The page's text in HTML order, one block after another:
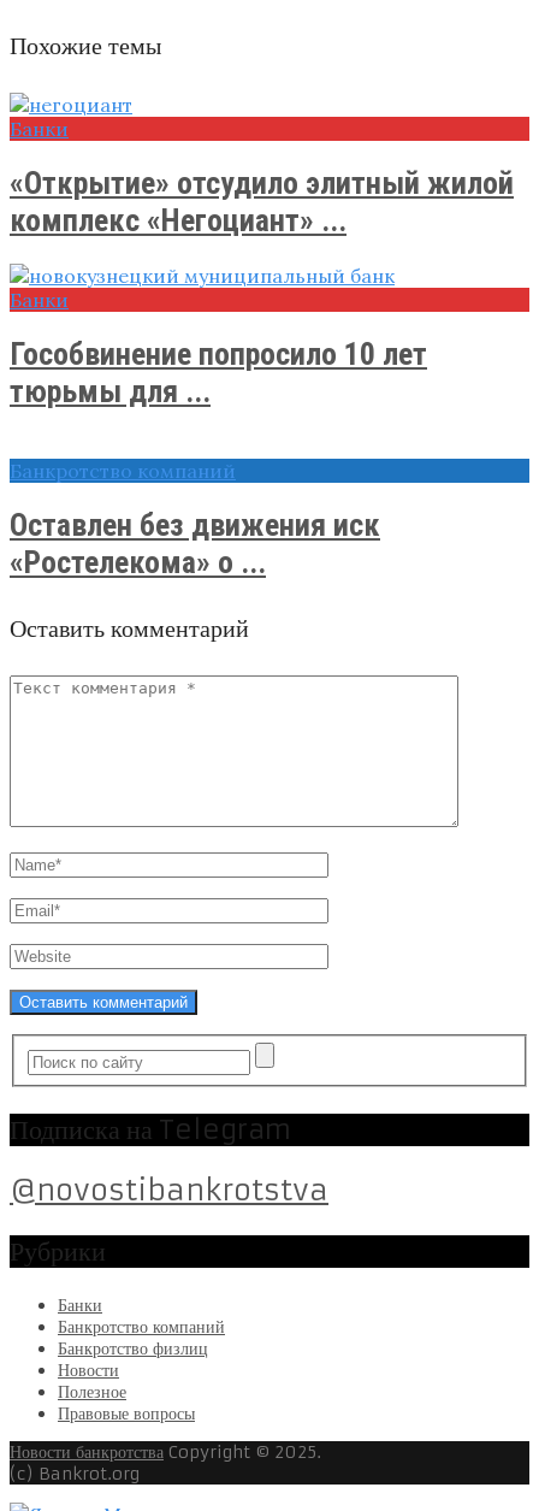
Похожие темы
Банки
«Открытие» отсудило элитный жилой
комплекс «Негоциант» ...
Банки
Гособвинение попросило 10 лет
тюрьмы для ...
Банкротство компаний
Оставлен без движения иск
«Ростелекома» о ...
Оставить комментарий
Подписка на Telegram
@novostibankrotstva
Рубрики
Банки
Банкротство компаний
Банкротство физлиц
Новости
Полезное
Правовые вопросы
Новости банкротства Copyright © 2025.
(c) Bankrot.org